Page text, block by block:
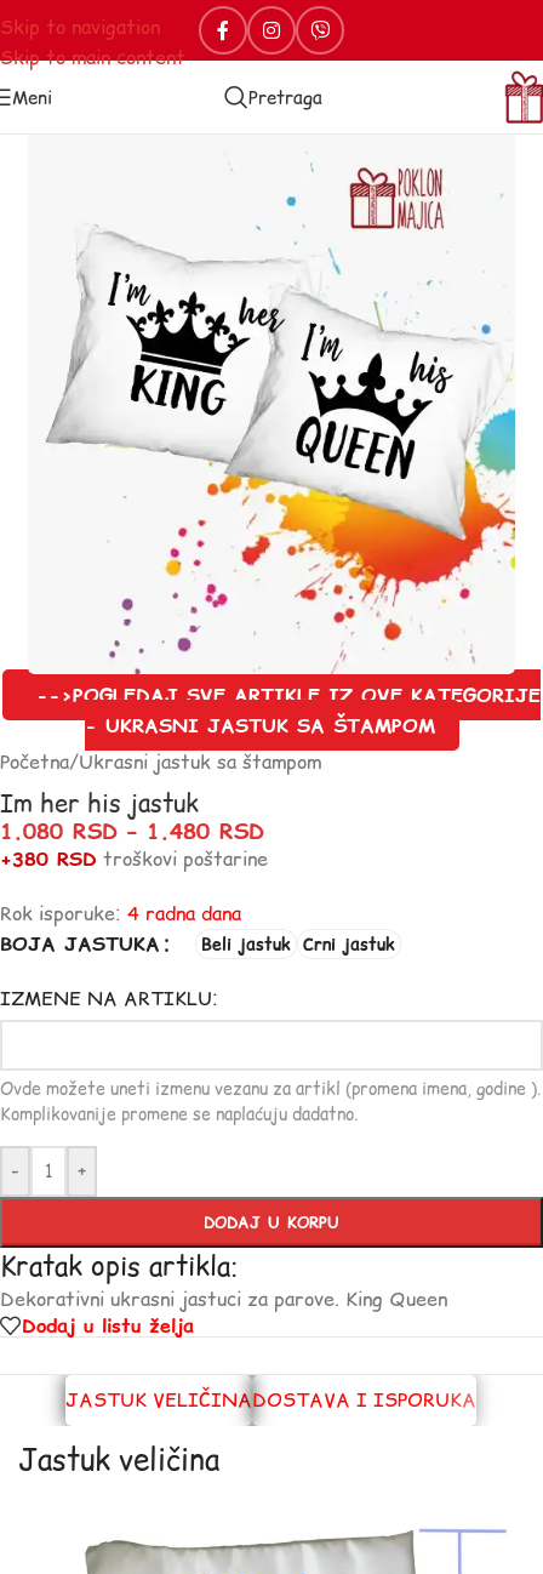
Skip to navigation
Skip to main content
Meni Pretraga
-->POGLEDAJ SVE ARTIKLE IZ OVE KATEGORIJE
- UKRASNI JASTUK SA ŠTAMPOM
Početna/Ukrasni jastuk sa štampom
Im her his jastuk
1.080 RSD – 1.480 RSD
+380 RSD troškovi poštarine
Rok isporuke: 4 radna dana
BOJA JASTUKA
Beli jastuk Crni jastuk
IZMENE NA ARTIKLU:
Ovde možete uneti izmenu vezanu za artikl (promena imena, godine ).
Komplikovanije promene se naplaćuju dadatno.
- +
DODAJ U KORPU
Kratak opis artikla:
Dekorativni ukrasni jastuci za parove. King Queen
Dodaj u listu želja
JASTUK VELIČINADOSTAVA I ISPORUKA
Jastuk veličina